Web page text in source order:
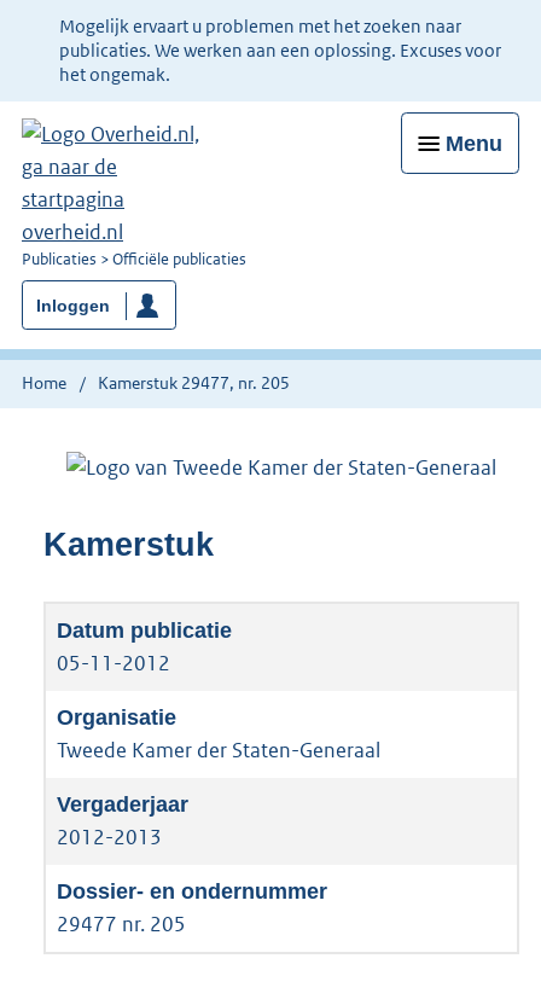
Ter
informatie:
Mogelijk ervaart u problemen met het zoeken naar
publicaties. We werken aan een oplossing. Excuses voor
het ongemak.
Menu
U
bent
nu
hier:
Publicaties Officiële publicaties
Inloggen
Home Kamerstuk 29477, nr. 205
Kamerstuk
05-11-2012
Tweede Kamer der Staten-Generaal
2012-2013
29477 nr. 205